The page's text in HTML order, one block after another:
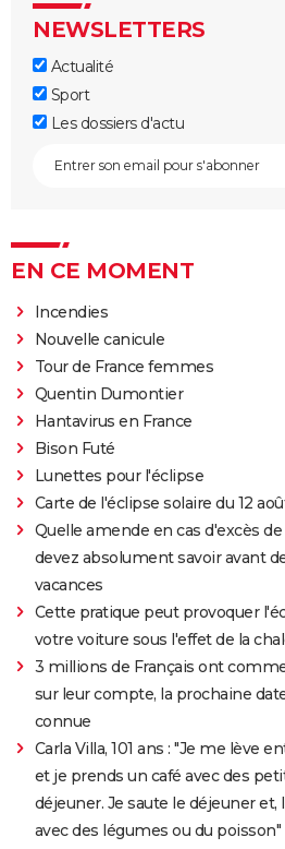
NEWSLETTERS
Actualité
Sport
Les dossiers d'actu
EN CE MOMENT
Incendies
Nouvelle canicule
Tour de France femmes
Quentin Dumontier
Hantavirus en France
Bison Futé
Lunettes pour l'éclipse
Carte de l'éclipse solaire du 12
Quelle amende en cas d'excès
devez absolument savoir avant
vacances
Cette pratique peut provoquer
votre voiture sous l'effet de la
3 millions de Français ont
sur leur compte, la prochaine
connue
Carla Villa, 101 ans : "Je me lève
et je prends un café avec des
déjeuner. Je saute le déjeuner
avec des légumes ou du poisson"